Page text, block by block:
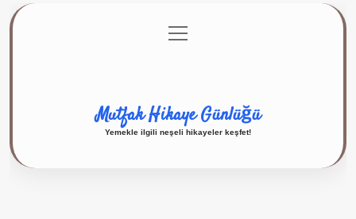
Gizlilik Politikası
menüyü
aç
Mutfak Hikaye Günlüğü
Yemekle ilgili neşeli hikayeler keşfet!